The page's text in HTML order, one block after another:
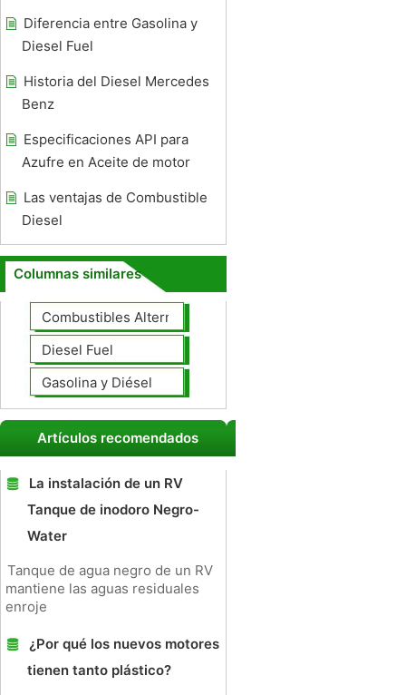
Diferencia entre Gasolina y
Diesel Fuel
Historia del Diesel Mercedes
Benz
Especificaciones API para
Azufre en Aceite de motor
Las ventajas de Combustible
Diesel
Columnas similares
Combustibles Alternativos
Diesel Fuel
Gasolina y Diésel
Artículos recomendados
La instalación de un RV
Tanque de inodoro Negro-
Water
Tanque de agua negro de un RV
mantiene las aguas residuales
enroje
¿Por qué los nuevos motores
tienen tanto plástico?